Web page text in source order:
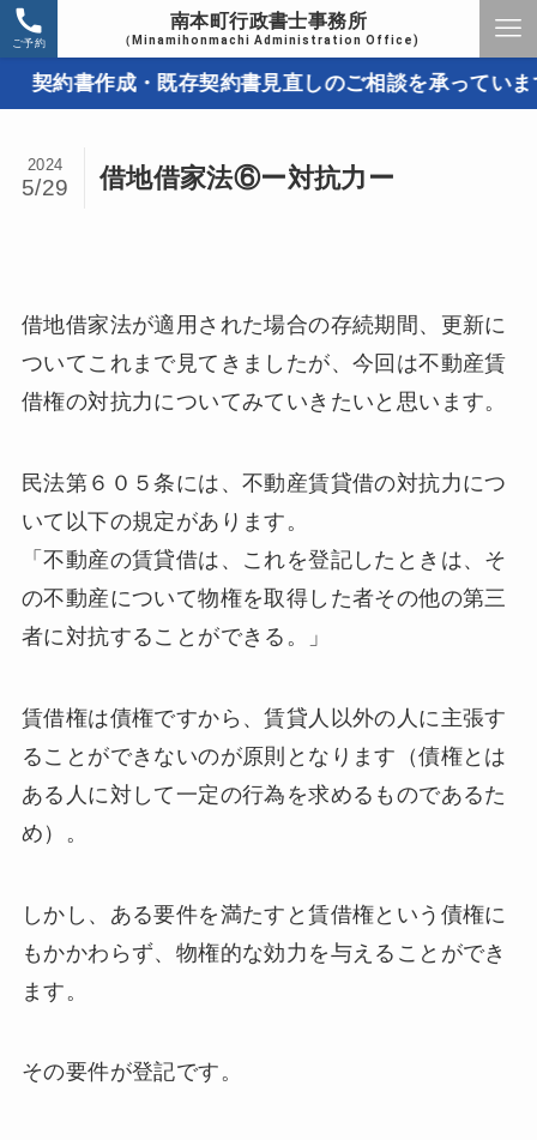
南本町行政書士事務所
（Minamihonmachi Administration Office)
ご予約
書作成・既存契約書見直しのご相談を承っています。
借地借家法⑥ー対抗力ー
2024
5/29
借地借家法が適用された場合の存続期間、更新に
ついてこれまで見てきましたが、今回は不動産賃
借権の対抗力についてみていきたいと思います。
民法第６０５条には、不動産賃貸借の対抗力につ
いて以下の規定があります。
「不動産の賃貸借は、これを登記したときは、そ
の不動産について物権を取得した者その他の第三
者に対抗することができる。」
賃借権は債権ですから、賃貸人以外の人に主張す
ることができないのが原則となります（債権とは
ある人に対して一定の行為を求めるものであるた
め）。
しかし、ある要件を満たすと賃借権という債権に
もかかわらず、物権的な効力を与えることができ
ます。
その要件が登記です。